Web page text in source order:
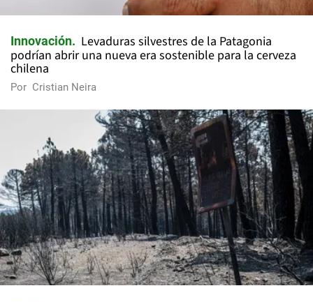
Innovación
Levaduras silvestres de la Patagonia
podrían abrir una nueva era sostenible para la cerveza
chilena
Por Cristian Neira